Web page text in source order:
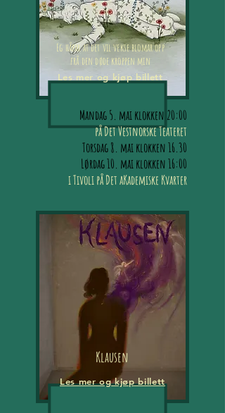
Eg håpar at det vil vekse blomar opp
frå den døde kroppen min
Les mer og kjøp billett
Mandag 5. mai klokken 20:00
på Det Vestnorske Teateret
Torsdag 8. mai klokken 16.30
Lørdag 10. mai klokken 16:00
i Tivoli på Det aKademiske Kvarter
Klausen
Les mer og kjøp billett